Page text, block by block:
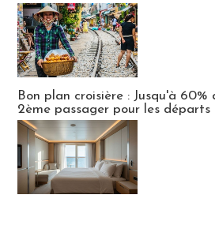
Bon plan croisière : Jusqu'à
2ème passager pour les départs